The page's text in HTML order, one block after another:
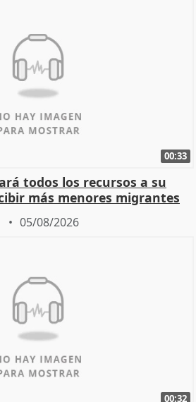
00:33
todos los recursos a su
más menores migrantes
05/08/2026
00:32